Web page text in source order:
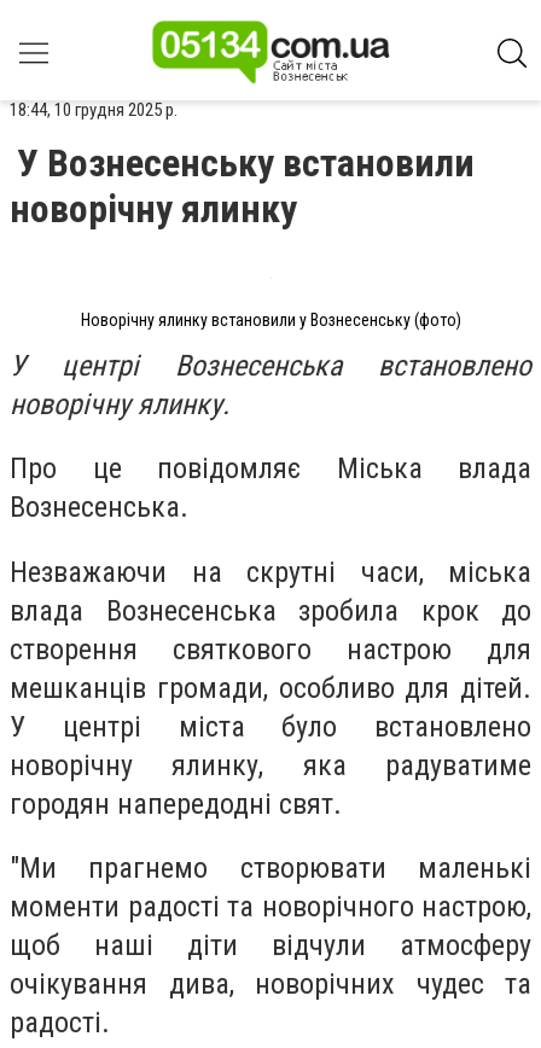
18:44, 10 грудня 2025 р.
У Вознесенську встановили
новорічну ялинку
Новорічну ялинку встановили у Вознесенську (фото)
У центрі Вознесенська встановлено
новорічну ялинку.
Про це повідомляє Міська влада
Вознесенська.
Незважаючи на скрутні часи, міська
влада Вознесенська зробила крок до
створення святкового настрою для
мешканців громади, особливо для дітей.
У центрі міста було встановлено
новорічну ялинку, яка радуватиме
городян напередодні свят.
"Ми прагнемо створювати маленькі
моменти радості та новорічного настрою,
щоб наші діти відчули атмосферу
очікування дива, новорічних чудес та
радості.